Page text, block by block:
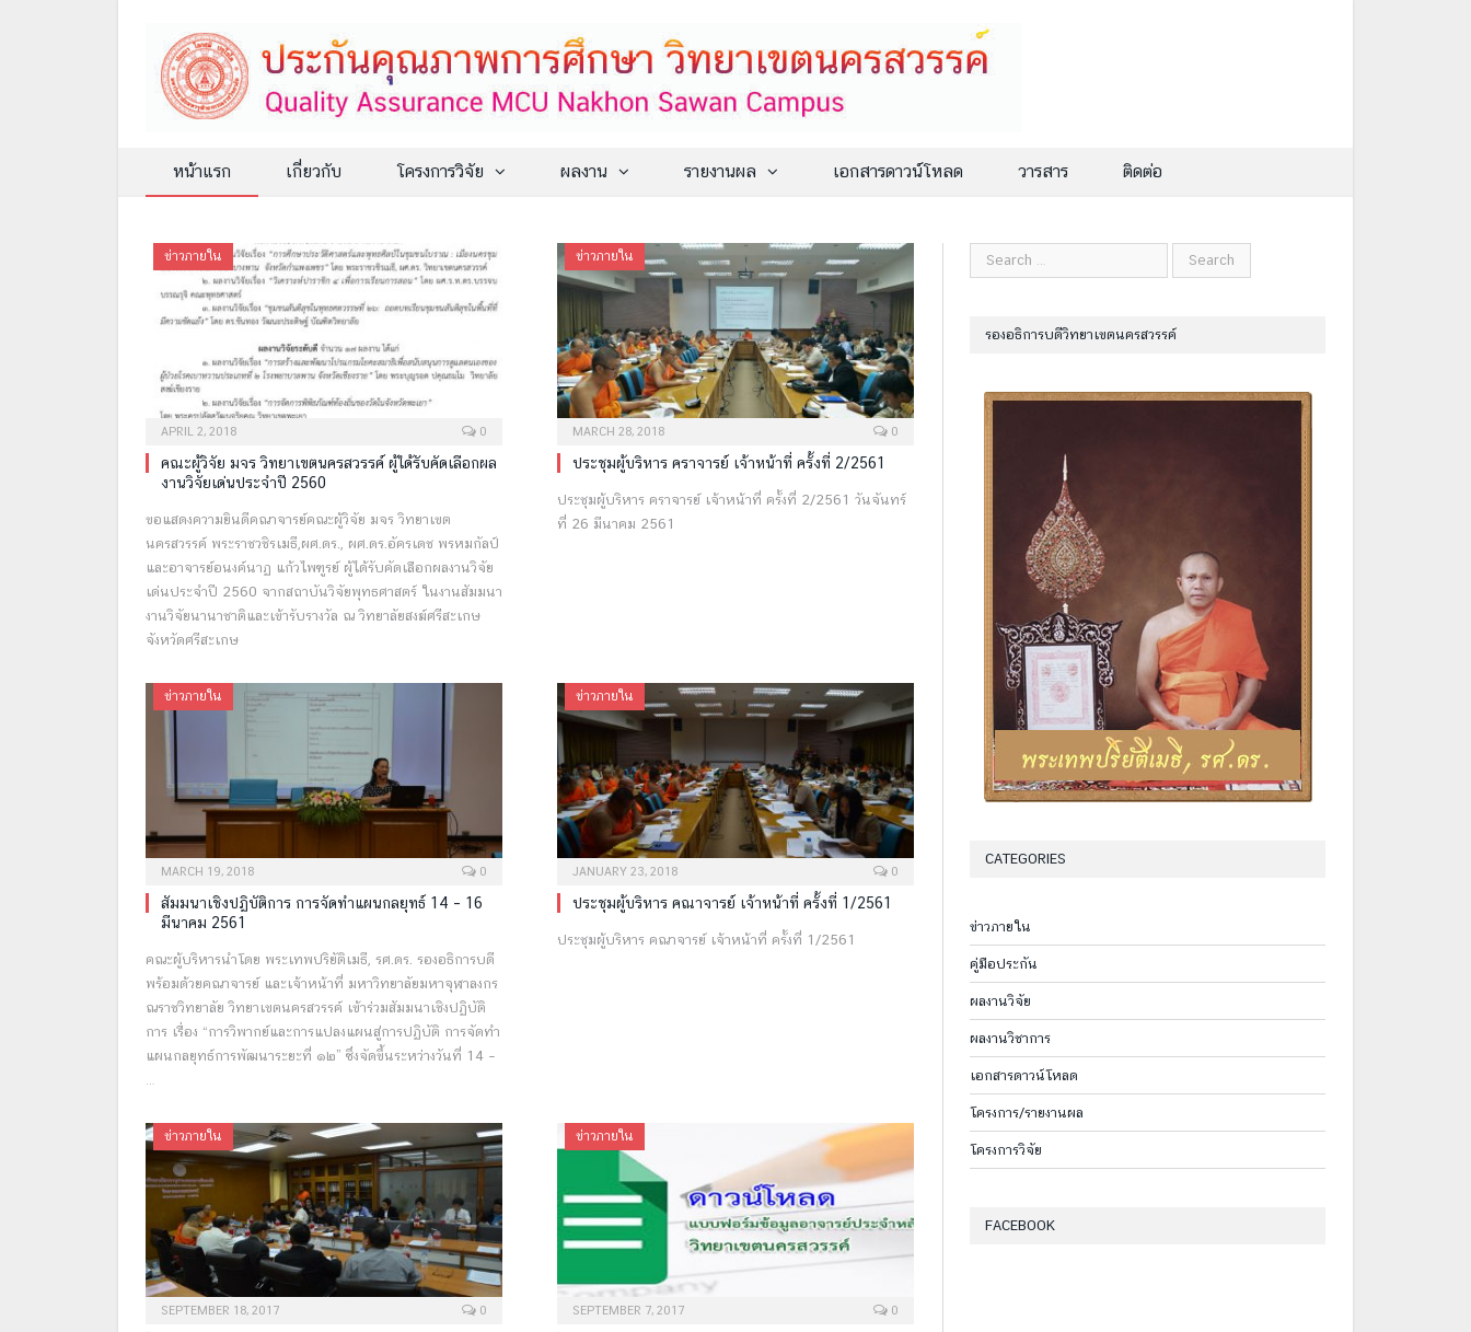
หน้าแรก เกี่ยวกับ โครงการวิจัย ผลงาน รายงานผล เอกสารดาวน์โหลด วารสาร ติดต่อ
ข่าวภายใน
APRIL 2, 2018 0
คณะผู้วิจัย มจร วิทยาเขตนครสวรรค์ ผู้ได้รับคัดเลือกผล
งานวิจัยเด่นประจำปี 2560
ขอแสดงความยินดีคณาจารย์คณะผู้วิจัย มจร วิทยาเขต
นครสวรรค์ พระราชวชิรเมธี,ผศ.ดร., ผศ.ดร.อัครเดช พรหมกัลป์
และอาจารย์อนงค์นาฏ แก้วไพฑูรย์ ผู้ได้รับคัดเลือกผลงานวิจัย
เด่นประจำปี 2560 จากสถาบันวิจัยพุทธศาสตร์ ในงานสัมมนา
งานวิจัยนานาชาติและเข้ารับรางวัล ณ วิทยาลัยสงฆ์ศรีสะเกษ
จังหวัดศรีสะเกษ
ข่าวภายใน
MARCH 28, 2018 0
ประชุมผู้บริหาร คราจารย์ เจ้าหน้าที่ ครั้งที่ 2/2561
ประชุมผู้บริหาร คราจารย์ เจ้าหน้าที่ ครั้งที่ 2/2561 วันจันทร์
ที่ 26 มีนาคม 2561
ข่าวภายใน
MARCH 19, 2018 0
สัมมนาเชิงปฏิบัติการ การจัดทำแผนกลยุทธ์ 14 – 16
มีนาคม 2561
คณะผู้บริหารนำโดย พระเทพปริยัติเมธี, รศ.ดร. รองอธิการบดี
พร้อมด้วยคณาจารย์ และเจ้าหน้าที่ มหาวิทยาลัยมหาจุฬาลงกร
ณราชวิทยาลัย วิทยาเขตนครสวรรค์ เข้าร่วมสัมมนาเชิงปฏิบัติ
การ เรื่อง “การวิพากย์และการแปลงแผนสู่การปฏิบัติ การจัดทำ
แผนกลยุทธ์การพัฒนาระยะที่ ๑๒” ซึ่งจัดขึ้นระหว่างวันที่ 14 –
ข่าวภายใน
JANUARY 23, 2018 0
ประชุมผู้บริหาร คณาจารย์ เจ้าหน้าที่ ครั้งที่ 1/2561
ประชุมผู้บริหาร คณาจารย์ เจ้าหน้าที่ ครั้งที่ 1/2561
ข่าวภายใน
SEPTEMBER 18, 2017 0
ข่าวภายใน
SEPTEMBER 7, 2017 0
รองอธิการบดีวิทยาเขตนครสวรรค์
CATEGORIES
ข่าวภายใน
คู่มือประกัน
ผลงานวิจัย
ผลงานวิชาการ
เอกสารดาวน์โหลด
โครงการ/รายงานผล
โครงการวิจัย
FACEBOOK